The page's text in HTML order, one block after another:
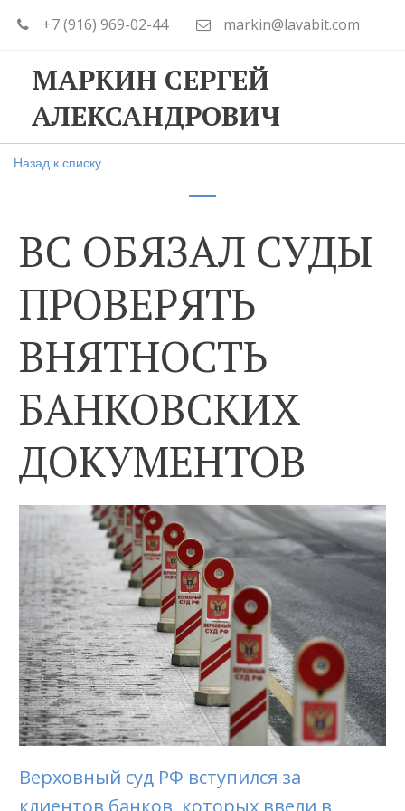
+7 (916) 969-02-44 markin@lavabit.com
МАРКИН СЕРГЕЙ
АЛЕКСАНДРОВИЧ
Назад к списку
ВС ОБЯЗАЛ СУДЫ
ПРОВЕРЯТЬ
ВНЯТНОСТЬ
БАНКОВСКИХ
ДОКУМЕНТОВ
Верховный суд РФ вступился за
клиентов банков, которых ввели в